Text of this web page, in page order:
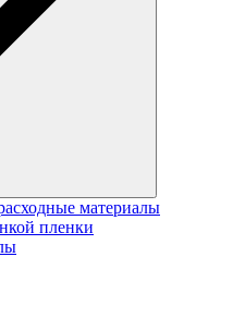
материалы
пленки